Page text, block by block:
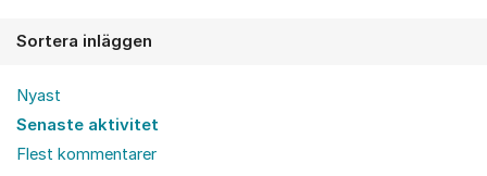
Sortera inläggen
Nyast
Senaste aktivitet
Flest kommentarer